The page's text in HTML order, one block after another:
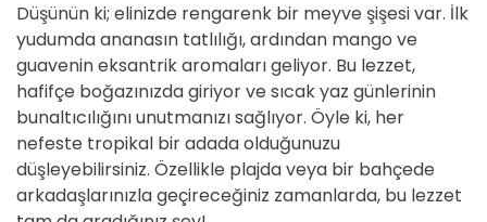
Düşünün ki; elinizde rengarenk bir meyve şişesi var. İlk
yudumda ananasın tatlılığı, ardından mango ve
guavenin eksantrik aromaları geliyor. Bu lezzet,
hafifçe boğazınızda giriyor ve sıcak yaz günlerinin
bunaltıcılığını unutmanızı sağlıyor. Öyle ki, her
nefeste tropikal bir adada olduğunuzu
düşleyebilirsiniz. Özellikle plajda veya bir bahçede
arkadaşlarınızla geçireceğiniz zamanlarda, bu lezzet